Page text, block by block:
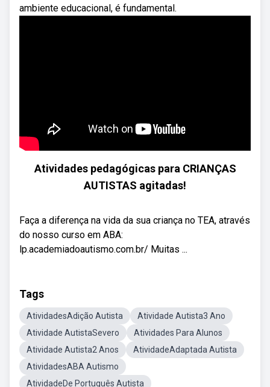
ambiente educacional, é fundamental.
Atividades pedagógicas para CRIANÇAS
AUTISTAS agitadas!
Faça a diferença na vida da sua criança no TEA, através
do nosso curso em ABA:
lp.academiadoautismo.com.br/ Muitas ...
Tags
AtividadesAdição Autista
Atividade Autista3 Ano
Atividade AutistaSevero
Atividades Para Alunos
Atividade Autista2 Anos
AtividadeAdaptada Autista
AtividadesABA Autismo
AtividadeDe Português Autista